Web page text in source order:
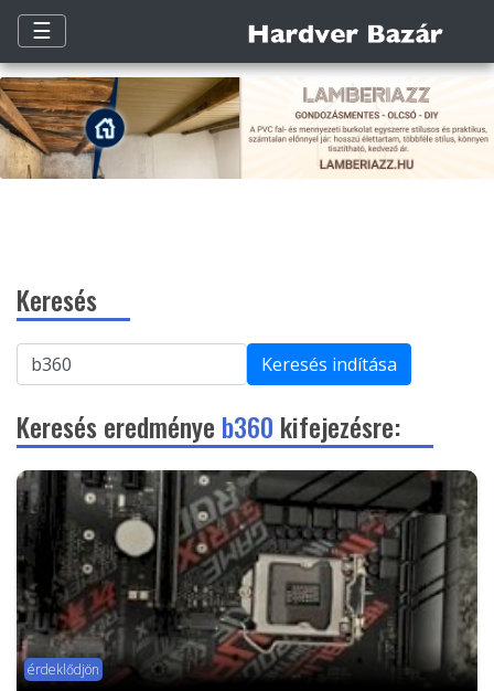
☰
Keresés
Keresés indítása
Keresés eredménye b360 kifejezésre:
érdeklődjön